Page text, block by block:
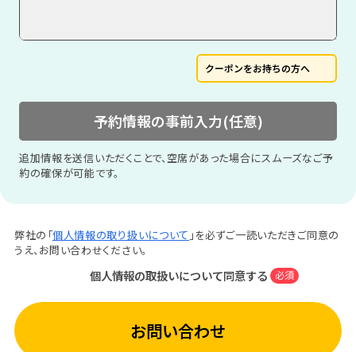
クーポンをお持ちの方へ
予約情報の事前入力(任意)
追加情報を送信いただくことで、空席があった場合にスムーズなご予
約の確保が可能です。
弊社の「個人情報の取り扱いについて 」を必ずご一読いただきご同意の
うえ、お問い合わせください。
個人情報の取扱いについて同意する 必須
お問い合わせ